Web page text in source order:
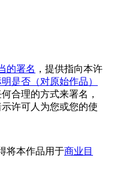
的署名 ，提供指向本许
是否（对原始作品）
合理的方式来署名，
许可人为您或您的使
将本作品用于商业目